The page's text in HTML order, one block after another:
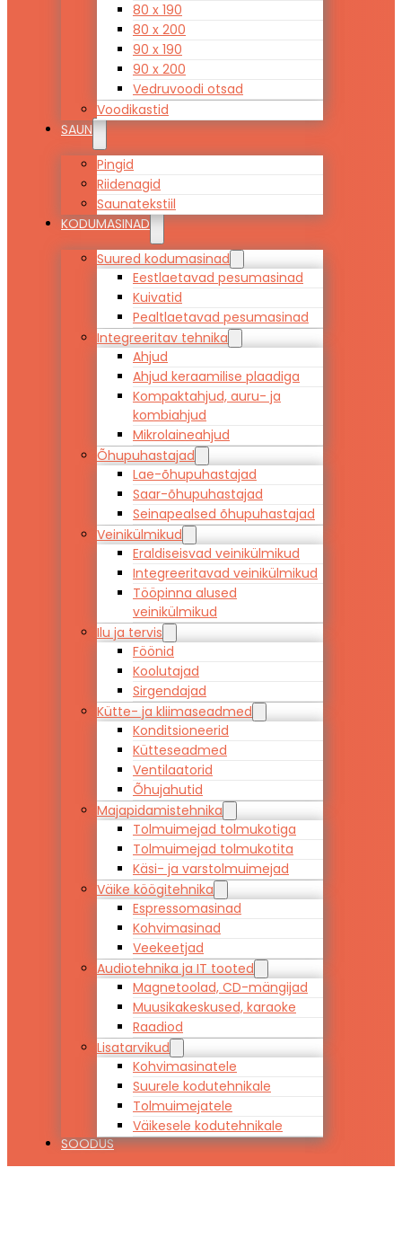
80 x 190
80 x 200
90 x 190
90 x 200
Vedruvoodi otsad
Voodikastid
SAUN
Pingid
Riidenagid
Saunatekstiil
KODUMASINAD
Suured kodumasinad
Eestlaetavad pesumasinad
Kuivatid
Pealtlaetavad pesumasinad
Integreeritav tehnika
Ahjud
Ahjud keraamilise plaadiga
Kompaktahjud, auru- ja
kombiahjud
Mikrolaineahjud
Õhupuhastajad
Lae-õhupuhastajad
Saar-õhupuhastajad
Seinapealsed õhupuhastajad
Veinikülmikud
Eraldiseisvad veinikülmikud
Integreeritavad veinikülmikud
Tööpinna alused
veinikülmikud
Ilu ja tervis
Föönid
Koolutajad
Sirgendajad
Kütte- ja kliimaseadmed
Konditsioneerid
Kütteseadmed
Ventilaatorid
Õhujahutid
Majapidamistehnika
Tolmuimejad tolmukotiga
Tolmuimejad tolmukotita
Käsi- ja varstolmuimejad
Väike köögitehnika
Espressomasinad
Kohvimasinad
Veekeetjad
Audiotehnika ja IT tooted
Magnetoolad, CD-mängijad
Muusikakeskused, karaoke
Raadiod
Lisatarvikud
Kohvimasinatele
Suurele kodutehnikale
Tolmuimejatele
Väikesele kodutehnikale
SOODUS